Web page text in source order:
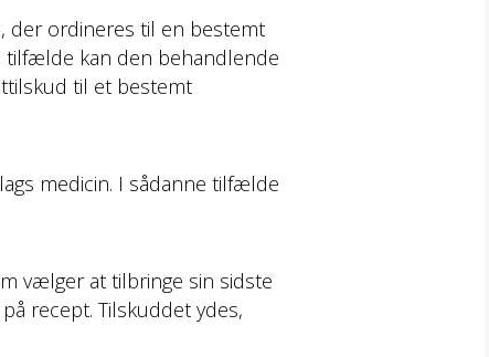
der ordineres til en bestemt
tilfælde kan den behandlende
til et bestemt
medicin. I sådanne tilfælde
vælger at tilbringe sin sidste
recept. Tilskuddet ydes,